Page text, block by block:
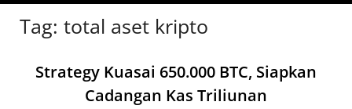
Tag: total aset kripto
Strategy Kuasai 650.000 BTC, Siapkan
Cadangan Kas Triliunan